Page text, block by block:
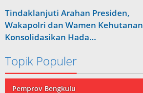
Tindaklanjuti Arahan Presiden,
Wakapolri dan Wamen Kehutanan
Konsolidasikan Hada…
Topik Populer
Pemprov Bengkulu